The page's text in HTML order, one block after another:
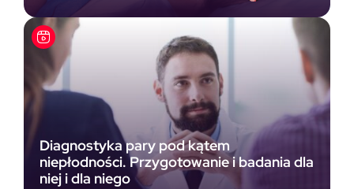
Diagnostyka pary pod kątem
niepłodności. Przygotowanie i badania dla
niej i dla niego